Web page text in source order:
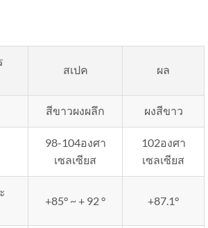
สเปค ผล
สีขาวผงผลึก ผงสีขาว
98-104องศา
เซลเซียส
102องศา
เซลเซียส
+85° ~ + 92 ° +87.1°